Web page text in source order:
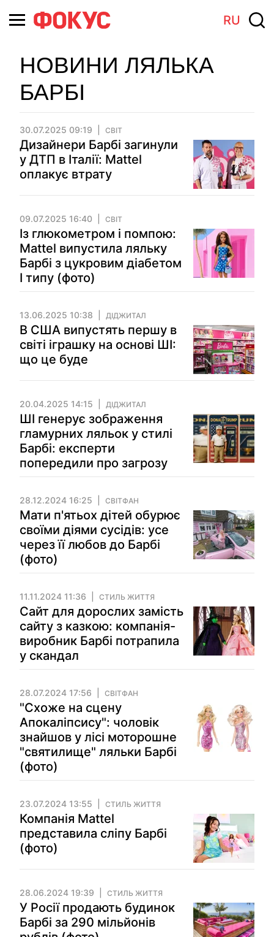
RU
НОВИНИ ЛЯЛЬКА
БАРБІ
30.07.2025 09:19 СВІТ
Дизайнери Барбі загинули
у ДТП в Італії: Mattel
оплакує втрату
09.07.2025 16:40 СВІТ
Із глюкометром і помпою:
Mattel випустила ляльку
Барбі з цукровим діабетом
I типу (фото)
13.06.2025 10:38 ДІДЖИТАЛ
В США випустять першу в
світі іграшку на основі ШІ:
що це буде
20.04.2025 14:15 ДІДЖИТАЛ
ШІ генерує зображення
гламурних ляльок у стилі
Барбі: експерти
попередили про загрозу
28.12.2024 16:25 СВІТФАН
Мати п'ятьох дітей обурює
своїми діями сусідів: усе
через її любов до Барбі
(фото)
11.11.2024 11:36 СТИЛЬ ЖИТТЯ
Сайт для дорослих замість
сайту з казкою: компанія-
виробник Барбі потрапила
у скандал
28.07.2024 17:56 СВІТФАН
"Схоже на сцену
Апокаліпсису": чоловік
знайшов у лісі моторошне
"святилище" ляльки Барбі
(фото)
23.07.2024 13:55 СТИЛЬ ЖИТТЯ
Компанія Mattel
представила сліпу Барбі
(фото)
28.06.2024 19:39 СТИЛЬ ЖИТТЯ
У Росії продають будинок
Барбі за 290 мільйонів